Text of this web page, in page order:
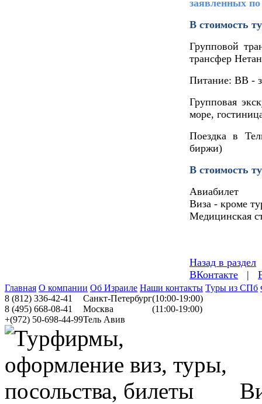
заявленных
В стоимость
Групповой
трансфер
Питание: ВВ -
Групповая
море,
Поездка в
биржи)
В стоимость
Авиабилет
Виза - кроме
Медицинская
Назад в раздел
ВКонтакте |
Главная О компании Об Израиле Наши контакты Туры из СПб
8 (812) 336-42-41 Санкт-Петербург(10:00-19:00)
8 (495) 668-08-41 Москва
(11:00-19:00)
+(972) 50-698-44-99Тель Авив